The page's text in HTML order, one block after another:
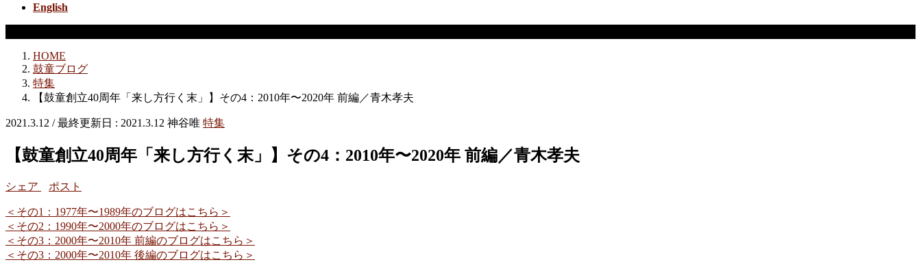
English
HOME
鼓童ブログ
特集
【鼓童創立40周年「来し方行く末」】その4：2010年〜2020年 前編／青木孝夫
2021.3.12 / 最終更新日 : 2021.3.12 神谷唯 特集
【鼓童創立40周年「来し方行く末」】その4：2010年〜2020年 前編／青木孝夫
シェア ポスト
＜その1：1977年〜1989年のブログはこちら＞
＜その2：1990年〜2000年のブログはこちら＞
＜その3：2000年〜2010年 前編のブログはこちら＞
＜その3：2000年〜2010年 後編のブログはこちら＞